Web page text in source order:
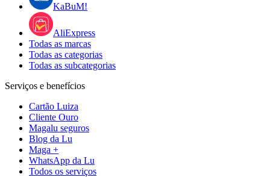
KaBuM!
AliExpress
Todas as marcas
Todas as categorias
Todas as subcategorias
Serviços e benefícios
Cartão Luiza
Cliente Ouro
Magalu seguros
Blog da Lu
Maga +
WhatsApp da Lu
Todos os serviços